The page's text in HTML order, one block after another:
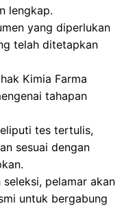
lengkap.
yang diperlukan
telah ditetapkan
Kimia Farma
tahapan
tes tertulis,
sesuai dengan
pelamar akan
untuk bergabung